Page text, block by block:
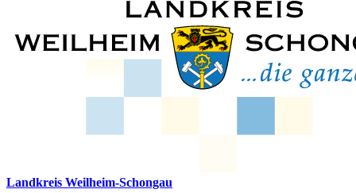
Landkreis Weilheim-Schongau